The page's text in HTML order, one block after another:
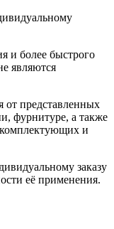
и более быстрого
являются
от представленных
фурнитуре, а также
и
заказу
её применения.